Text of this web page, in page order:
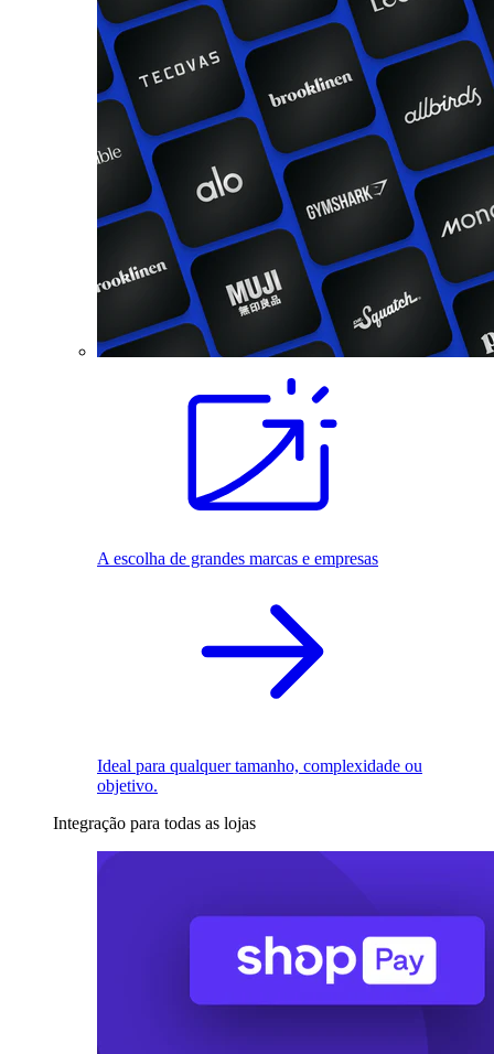
A escolha de grandes marcas e empresas
Ideal para qualquer tamanho, complexidade ou
objetivo.
Integração para todas as lojas